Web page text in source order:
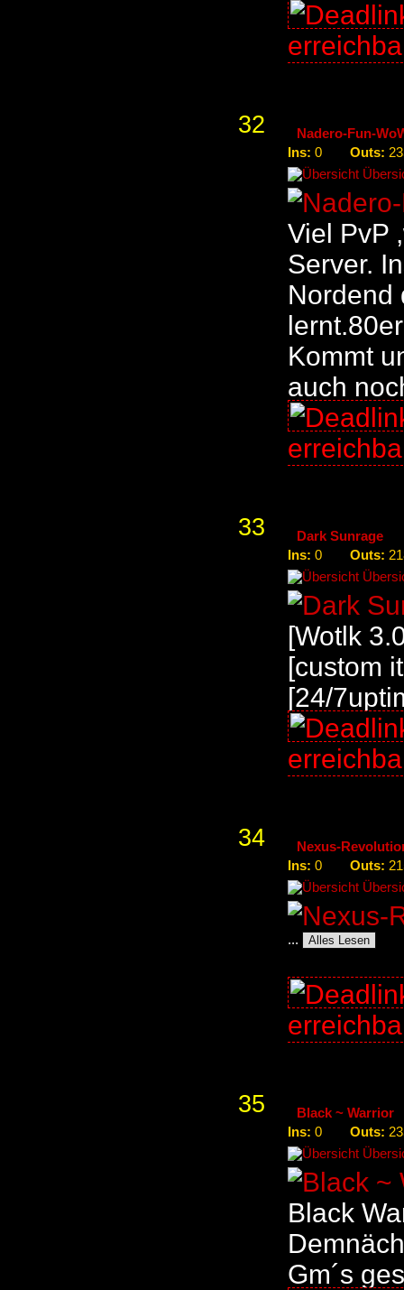
32
Nadero-Fun-
Ins: 0 Outs:
Viel PvP
Server.
Nordend
Kommt
auch
33
Dark Sunrage
Ins: 0 Outs:
[Wotlk
[custom
[24/
34
Nexus-
Ins: 0 Outs:
... Alles Lesen
35
Black ~ Warrior
Ins: 0 Outs:
Black
Gm´s